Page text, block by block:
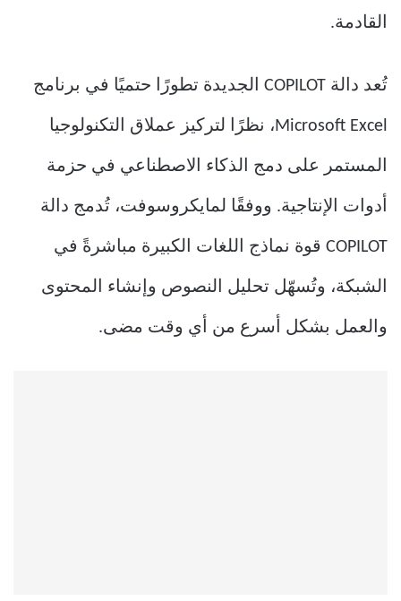
القادمة.
تُعد دالة COPILOT الجديدة تطورًا حتميًا في برنامج
Microsoft Excel، نظرًا لتركيز عملاق التكنولوجيا
المستمر على دمج الذكاء الاصطناعي في حزمة
أدوات الإنتاجية. ووفقًا لمايكروسوفت، تُدمج دالة
COPILOT قوة نماذج اللغات الكبيرة مباشرةً في
الشبكة، وتُسهّل تحليل النصوص وإنشاء المحتوى
والعمل بشكل أسرع من أي وقت مضى.